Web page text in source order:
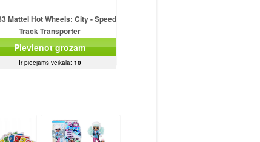
Mattel Hot Wheels: City - Speed
Track Transporter
Pievienot grozam
Ir pieejams veikalā: 10